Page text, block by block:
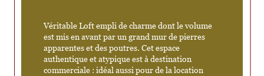
Véritable Loft empli de charme dont le volume
est mis en avant par un grand mur de pierres
apparentes et des poutres. Cet espace
authentique et atypique est à destination
commerciale : idéal aussi pour de la location